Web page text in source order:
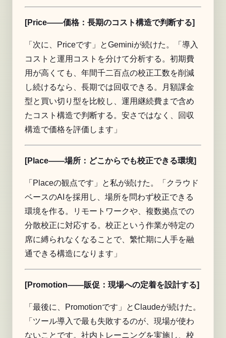
[Price——価格：長期のコスト構造で判断する]
「次に、Priceです」とGeminiが続けた。「導入
コストと運用コストを分けて分析する。初期費
用が高くても、年間千二百点の校正工数を削減
し続けるなら、長期では回収できる。月額課金
型と買い切り型を比較し、運用継続費まで含め
たコスト構造で判断する。安さではなく、回収
構造で価格を評価します」
[Place——場所：どこからでも校正できる環境]
「Placeの観点です」と私が続けた。「クラウド
ベースのAIを採用し、場所を問わず校正できる
環境を作る。リモートワークや、複数拠点での
分散校正に対応する。校正という作業が特定の
席に縛られなくなることで、繁忙期に人手を融
通できる構造になります」
[Promotion——販促：現場への定着を設計する]
「最後に、Promotionです」とClaudeが続けた。
「ツール導入で最も失敗するのが、現場が使わ
ないことです。社内トレーニングを実施し、校